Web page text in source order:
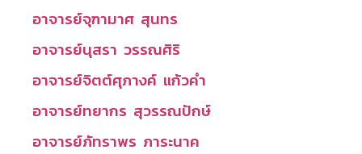
อาจารย์จุฑามาศ สุนทร
อาจารย์นุสรา วรรณศิริ
อาจารย์จิตต์ศุภางค์ แก้วคำ
อาจารย์ทยากร สุวรรณปักษ์
อาจารย์ภัทราพร ภาระนาค